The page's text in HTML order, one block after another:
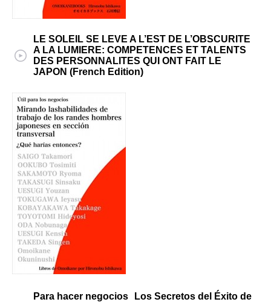
LE SOLEIL SE LEVE A L’EST DE L’OBSCURITE
A LA LUMIERE: COMPETENCES ET TALENTS
DES PERSONNALITES QUI ONT FAIT LE
JAPON (French Edition)
Para hacer negocios Los Secretos del Éxito de